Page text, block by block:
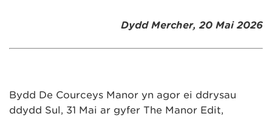
Dydd Mercher, 20 Mai 2026
Bydd De Courceys Manor yn agor ei ddrysau
ddydd Sul, 31 Mai ar gyfer The Manor Edit,